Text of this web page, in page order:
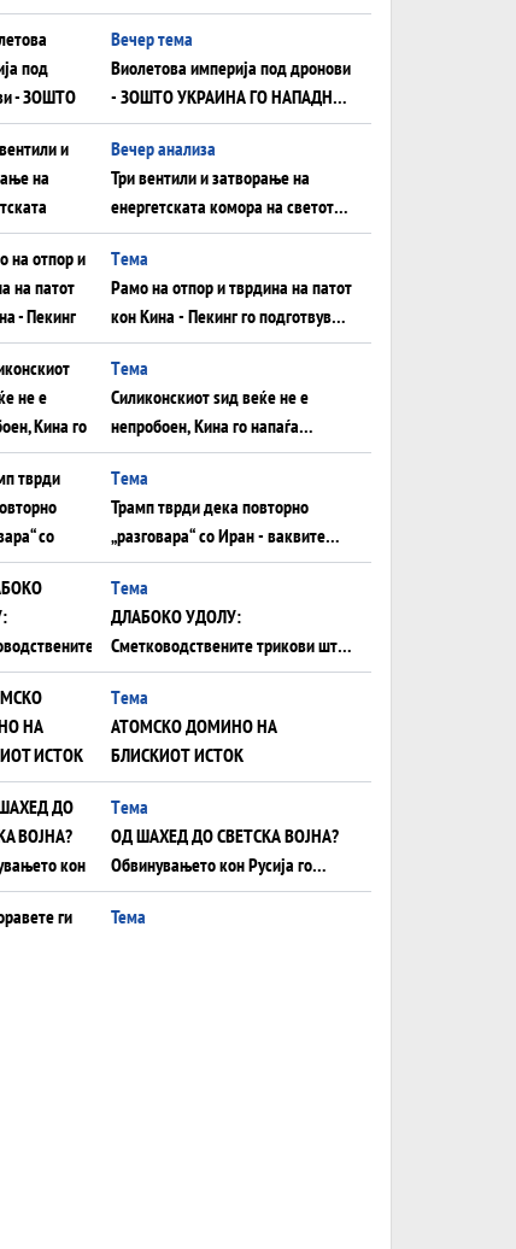
Вечер тема
Виолетова империја под дронови
- ЗОШТО УКРАИНА ГО НАПАДНА
РУСКИОТ WILDBERRIES
Вечер анализа
Три вентили и затворање на
енергетската комора на светот:
Нападот во Суец најавува
глобален енергетски инфаркт?
Tема
Рамо на отпор и тврдина на патот
кон Кина - Пекинг го подготвува
Иран за американска копнена
инвазија
Tема
Силиконскиот ѕид веќе не е
непробоен, Кина го напаѓа
последниот голем монопол на
Западот?
Tема
Трамп тврди дека повторно
„разговара“ со Иран - ваквите
моменти се поопасни од
отворените закани
Tема
ДЛАБОКО УДОЛУ:
Сметководствените трикови што
го соборија ЕНРОН ги
применуваат гигантите за ВИ
Tема
АТОМСКО ДОМИНО НА
БЛИСКИОТ ИСТОК
Tема
ОД ШАХЕД ДО СВЕТСКА ВОЈНА?
Обвинувањето кон Русија го
поврзува Блискиот Исток со
украинското бојно поле?
Тема